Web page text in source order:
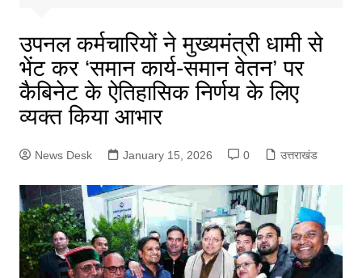
उपनल कर्मचारियों ने मुख्यमंत्री धामी से
भेंट कर ‘समान कार्य-समान वेतन’ पर
कैबिनेट के ऐतिहासिक निर्णय के लिए
व्यक्त किया आभार
News Desk January 15, 2026 0 उत्तराखंड